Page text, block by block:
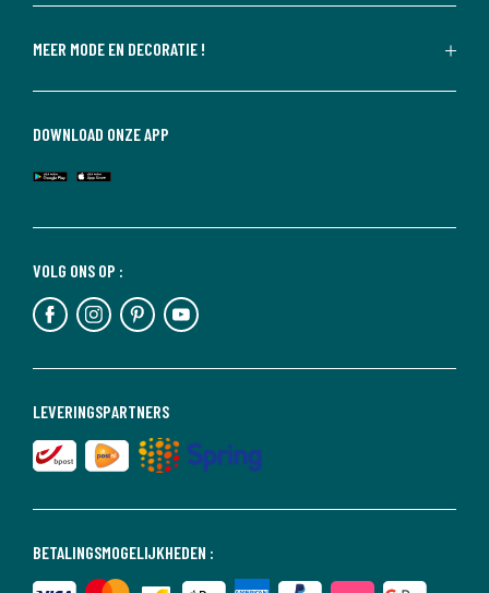
MEER MODE EN DECORATIE !
BETALINGSMOGELIJKHEDEN :
LEVERINGSPARTNERS
VOLG ONS OP :
DOWNLOAD ONZE APP